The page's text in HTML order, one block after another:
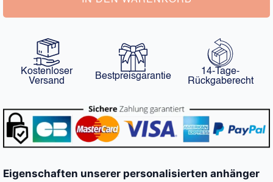
Kostenloser
Versand
Bestpreisgarantie
14-Tage-
Rückgaberecht
Eigenschaften unserer personalisierten anhänger